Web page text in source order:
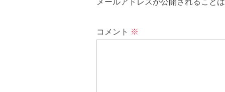
コメント ※